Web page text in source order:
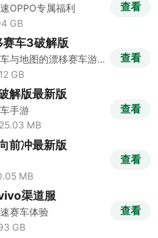
OPPO专属福利
GB
查看
车3破解版
与地图的漂移赛车游
GB
查看
解版最新版
手游
MB
查看
前冲最新版
MB
查看
渠道服
赛车体验
GB
查看